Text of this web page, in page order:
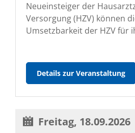
Neueinsteiger der
Versorgung (HZV) können
Umsetzbarkeit der HZV für
Details zur Veranstaltung
in
Freitag, 18.09.2026